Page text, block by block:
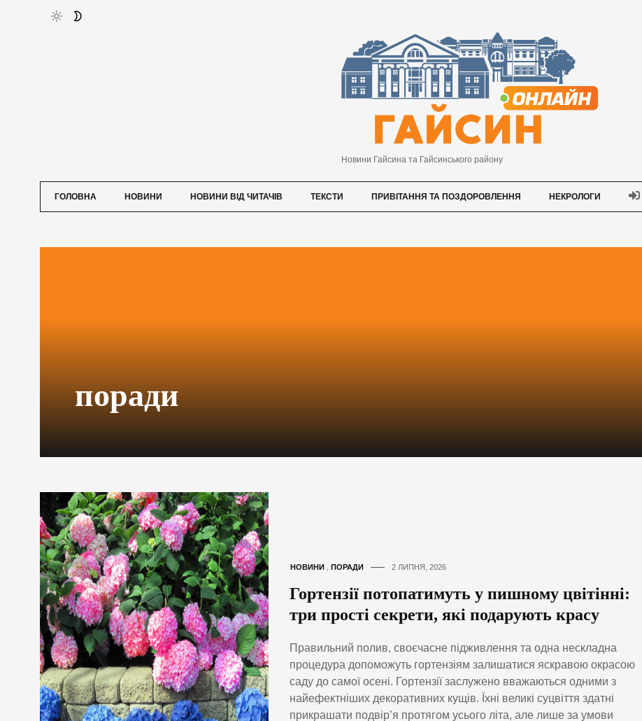
Новини Гайсина та Гайсинського району
ГОЛОВНА НОВИНИ НОВИНИ ВІД ЧИТАЧІВ ТЕКСТИ ПРИВІТАННЯ ТА ПОЗДОРОВЛЕННЯ НЕКРОЛОГИ
поради
НОВИНИ ПОРАДИ 2 ЛИПНЯ, 2026
Гортензії потопатимуть у пишному цвітінні:
три прості секрети, які подарують красу
Правильний полив, своєчасне підживлення та одна нескладна
процедура допоможуть гортензіям залишатися яскравою окрасою
саду до самої осені. Гортензії заслужено вважаються одними з
найефектніших декоративних кущів. Їхні великі суцвіття здатні
прикрашати подвір’я протягом усього літа, але лише за умови